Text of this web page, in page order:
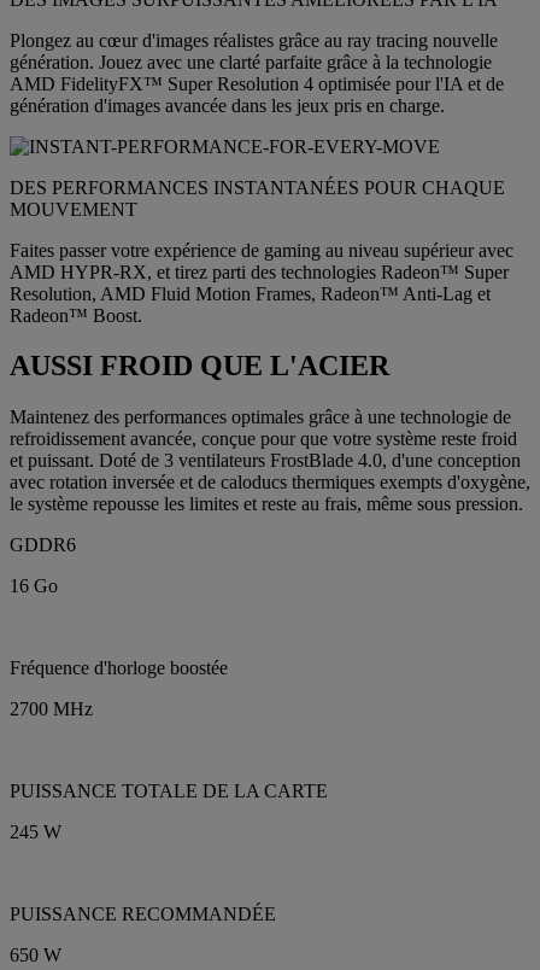
Plongez au cœur d'images réalistes grâce au ray tracing nouvelle
génération. Jouez avec une clarté parfaite grâce à la technologie
AMD FidelityFX™ Super Resolution 4 optimisée pour l'IA et de
génération d'images avancée dans les jeux pris en charge.
DES PERFORMANCES INSTANTANÉES POUR CHAQUE
MOUVEMENT
Faites passer votre expérience de gaming au niveau supérieur avec
AMD HYPR-RX, et tirez parti des technologies Radeon™ Super
Resolution, AMD Fluid Motion Frames, Radeon™ Anti-Lag et
Radeon™ Boost.
AUSSI FROID QUE L'ACIER
Maintenez des performances optimales grâce à une technologie de
refroidissement avancée, conçue pour que votre système reste froid
et puissant. Doté de 3 ventilateurs FrostBlade 4.0, d'une conception
avec rotation inversée et de caloducs thermiques exempts d'oxygène,
le système repousse les limites et reste au frais, même sous pression.
GDDR6
16 Go
Fréquence d'horloge boostée
2700 MHz
PUISSANCE TOTALE DE LA CARTE
245 W
PUISSANCE RECOMMANDÉE
650 W